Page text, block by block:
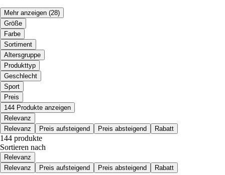
Mehr anzeigen (28)
Größe
Farbe
Sortiment
Altersgruppe
Produkttyp
Geschlecht
Sport
Preis
144 Produkte anzeigen
Relevanz
Relevanz
Preis aufsteigend Preis absteigend Rabatt
144 produkte
Sortieren nach
Relevanz
Relevanz
Preis aufsteigend Preis absteigend Rabatt